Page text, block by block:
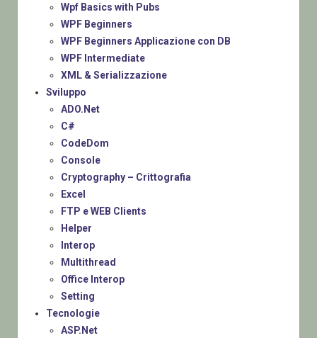
Wpf Basics with Pubs
WPF Beginners
WPF Beginners Applicazione con DB
WPF Intermediate
XML & Serializzazione
Sviluppo
ADO.Net
C#
CodeDom
Console
Cryptography – Crittografia
Excel
FTP e WEB Clients
Helper
Interop
Multithread
Office Interop
Setting
Tecnologie
ASP.Net